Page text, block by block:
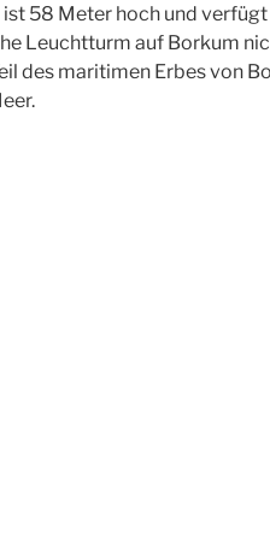
58 Meter hoch und
Leuchtturm auf Borkum
des maritimen Erbes von